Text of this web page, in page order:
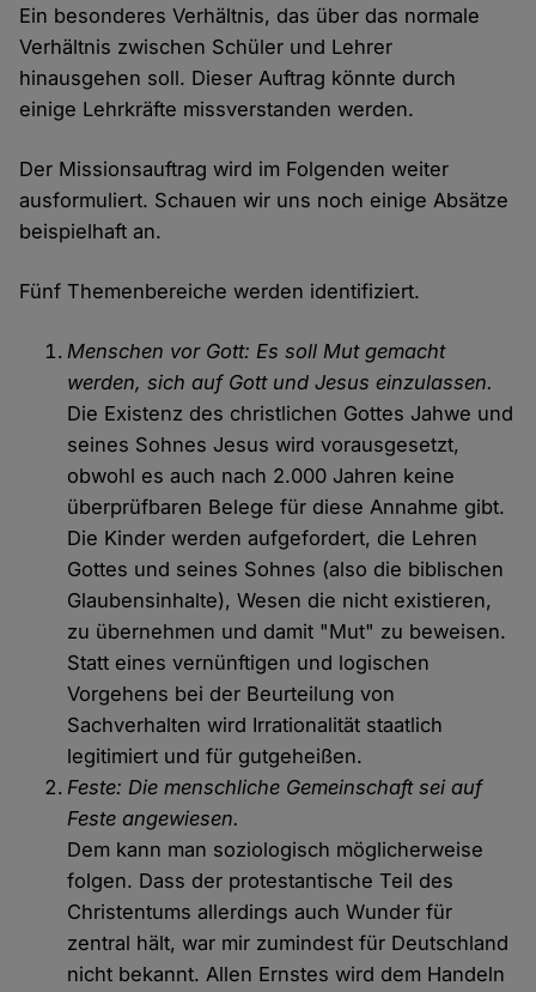
Ein besonderes Verhältnis, das über das normale
Verhältnis zwischen Schüler und Lehrer
hinausgehen soll. Dieser Auftrag könnte durch
einige Lehrkräfte missverstanden werden.
Der Missionsauftrag wird im Folgenden weiter
ausformuliert. Schauen wir uns noch einige Absätze
beispielhaft an.
Fünf Themenbereiche werden identifiziert.
Menschen vor Gott: Es soll Mut gemacht
werden, sich auf Gott und Jesus einzulassen.
Die Existenz des christlichen Gottes Jahwe und
seines Sohnes Jesus wird vorausgesetzt,
obwohl es auch nach 2.000 Jahren keine
überprüfbaren Belege für diese Annahme gibt.
Die Kinder werden aufgefordert, die Lehren
Gottes und seines Sohnes (also die biblischen
Glaubensinhalte), Wesen die nicht existieren,
zu übernehmen und damit "Mut" zu beweisen.
Statt eines vernünftigen und logischen
Vorgehens bei der Beurteilung von
Sachverhalten wird Irrationalität staatlich
legitimiert und für gutgeheißen.
Feste: Die menschliche Gemeinschaft sei auf
Feste angewiesen.
Dem kann man soziologisch möglicherweise
folgen. Dass der protestantische Teil des
Christentums allerdings auch Wunder für
zentral hält, war mir zumindest für Deutschland
nicht bekannt. Allen Ernstes wird dem Handeln